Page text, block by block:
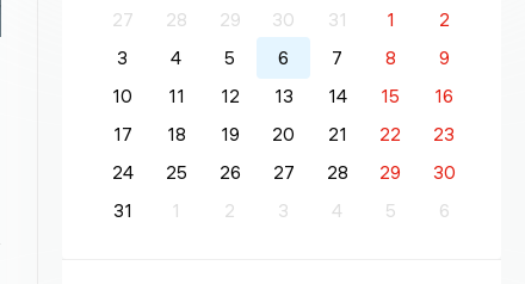
27
28 29 30 31 1
2
3
4 5 6 7 8
9
10
11 12 13 14 15
16
17
18 19 20 21 22
23
24
25 26 27 28 29
30
31
1 2 3 4 5 6